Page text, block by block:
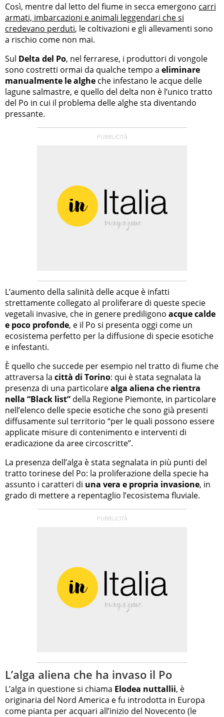
Così, mentre dal letto del fiume in secca emergono carri
armati, imbarcazioni e animali leggendari che si
credevano perduti, le coltivazioni e gli allevamenti sono
a rischio come non mai.
Sul Delta del Po, nel ferrarese, i produttori di vongole
sono costretti ormai da qualche tempo a eliminare
manualmente le alghe che infestano le acque delle
lagune salmastre, e quello del delta non è l’unico tratto
del Po in cui il problema delle alghe sta diventando
pressante.
L’aumento della salinità delle acque è infatti
strettamente collegato al proliferare di queste specie
vegetali invasive, che in genere prediligono acque calde
e poco profonde, e il Po si presenta oggi come un
ecosistema perfetto per la diffusione di specie esotiche
e infestanti.
È quello che succede per esempio nel tratto di fiume che
attraversa la città di Torino: qui è stata segnalata la
presenza di una particolarealga aliena che rientra
nella “Black list” della Regione Piemonte, in particolare
nell’elenco delle specie esotiche che sono già presenti
diffusamente sul territorio “per le quali possono essere
applicate misure di contenimento e interventi di
eradicazione da aree circoscritte”.
La presenza dell’alga è stata segnalata in più punti del
tratto torinese del Po: la proliferazione della specie ha
assunto i caratteri di una vera e propria invasione, in
grado di mettere a repentaglio l’ecosistema fluviale.
L’alga aliena che ha invaso il Po
L’alga in questione si chiama Elodea nuttallii, è
originaria del Nord America e fu introdotta in Europa
come pianta per acquari all’inizio del Novecento (le